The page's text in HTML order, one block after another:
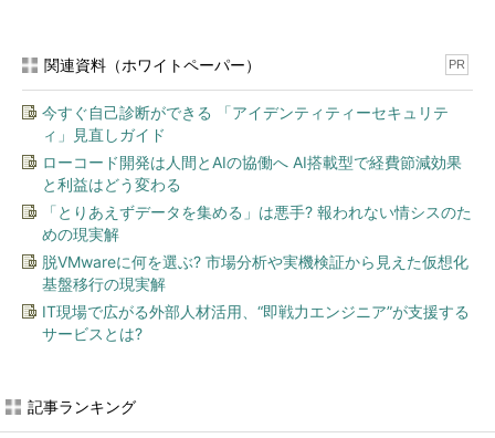
関連資料（ホワイトペーパー） PR
今すぐ自己診断ができる 「アイデンティティーセキュリテ
ィ」見直しガイド
ローコード開発は人間とAIの協働へ AI搭載型で経費節減効果
と利益はどう変わる
「とりあえずデータを集める」は悪手? 報われない情シスのた
めの現実解
脱VMwareに何を選ぶ? 市場分析や実機検証から見えた仮想化
基盤移行の現実解
IT現場で広がる外部人材活用、“即戦力エンジニア”が支援する
サービスとは?
記事ランキング